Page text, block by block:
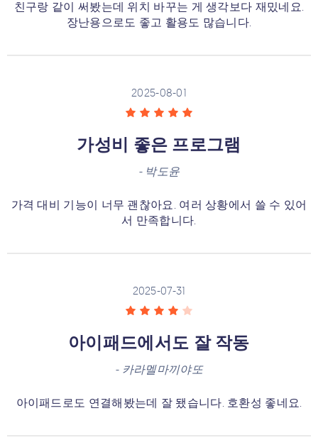
친구랑 같이 써봤는데 위치 바꾸는 게 생각보다 재밌네요.
장난용으로도 좋고 활용도 많습니다.
2025-08-01
가성비 좋은 프로그램
- 박도윤
가격 대비 기능이 너무 괜찮아요. 여러 상황에서 쓸 수 있어
서 만족합니다.
2025-07-31
아이패드에서도 잘 작동
- 카라멜마끼야또
아이패드로도 연결해봤는데 잘 됐습니다. 호환성 좋네요.